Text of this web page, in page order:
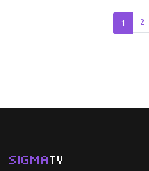
1 2
SIGMATV